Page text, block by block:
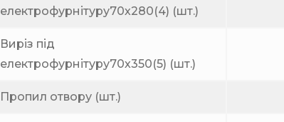
електрофурнітуру70х280(4) (шт.)
Виріз під
електрофурнітуру70х350(5) (шт.)
Пропил отвору (шт.)